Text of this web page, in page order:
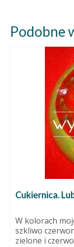
Podobne
Cukiernica.
W kolorach
szkliwo
zielone i